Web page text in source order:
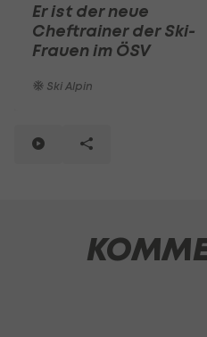
Er ist der neue
Cheftrainer der Ski-
Frauen im ÖSV
Ski Alpin